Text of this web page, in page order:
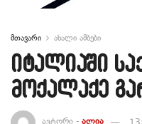
მთავარი ახალი ამბები
იტალიაში
მოქალაქე
ავტორი - ალია